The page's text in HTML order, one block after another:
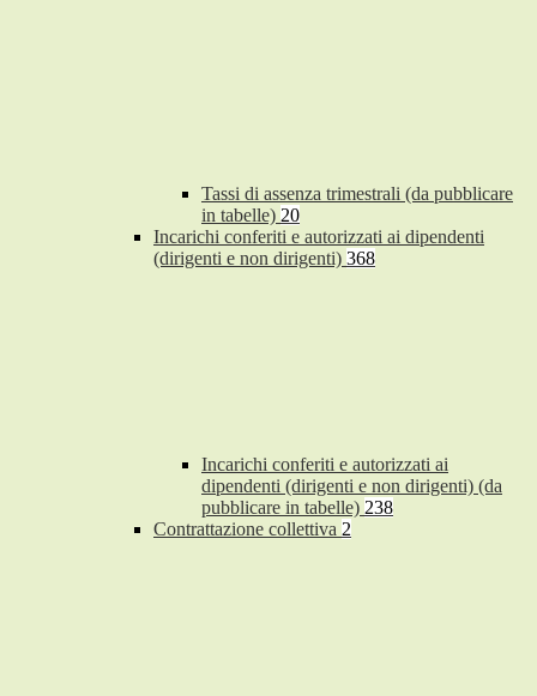
Tassi di assenza trimestrali (da pubblicare
in tabelle) 20
Incarichi conferiti e autorizzati ai dipendenti
(dirigenti e non dirigenti) 368
Incarichi conferiti e autorizzati ai
dipendenti (dirigenti e non dirigenti) (da
pubblicare in tabelle) 238
Contrattazione collettiva 2